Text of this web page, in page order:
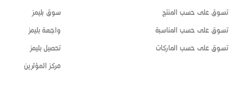
تسوق على حسب المنتج
تسوق على حسب المناسبة
تسوق على حسب الماركات
سوق بليمز
واجهة بليمز
تحصيل بليمز
مركز المؤثرين